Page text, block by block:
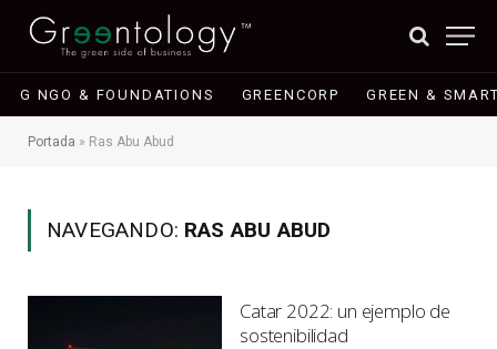
G NGO & FOUNDATIONS GREENCORP GREEN &
Portada » Ras Abu Abud
NAVEGANDO: RAS ABU ABUD
Catar 2022: un ejemplo de
sostenibilidad